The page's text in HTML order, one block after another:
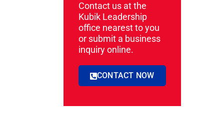
Contact us at the
Kubik Leadership
office nearest to you
or submit a business
inquiry online.
CONTACT NOW